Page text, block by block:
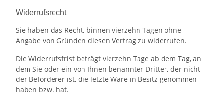
Widerrufsrecht
Sie haben das Recht, binnen vierzehn Tagen ohne
Angabe von Gründen diesen Vertrag zu widerrufen.
Die Widerrufsfrist beträgt vierzehn Tage ab dem Tag, an
dem Sie oder ein von Ihnen benannter Dritter, der nicht
der Beförderer ist, die letzte Ware in Besitz genommen
haben bzw. hat.